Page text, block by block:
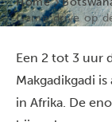
Game drive op
Een 2 tot 3 uur
Makgadikgadi
in Afrika. De